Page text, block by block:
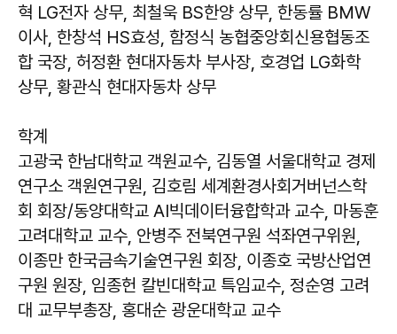
혁 LG전자 상무, 최철욱 BS한양 상무, 한동률 BMW
이사, 한창석 HS효성, 함정식 농협중앙회신용협동조
합 국장, 허정환 현대자동차 부사장, 호경업 LG화학
상무, 황관식 현대자동차 상무
학계
고광국 한남대학교 객원교수, 김동열 서울대학교 경제
연구소 객원연구원, 김호림 세계환경사회거버넌스학
회 회장/동양대학교 AI빅데이터융합학과 교수, 마동훈
고려대학교 교수, 안병주 전북연구원 석좌연구위원,
이종만 한국금속기술연구원 회장, 이종호 국방산업연
구원 원장, 임종헌 칼빈대학교 특임교수, 정순영 고려
대 교무부총장, 홍대순 광운대학교 교수